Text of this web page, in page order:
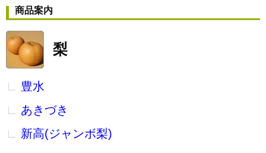
商品案内
梨
豊水
あきづき
新高(ジャンボ梨)